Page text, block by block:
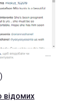
відомих